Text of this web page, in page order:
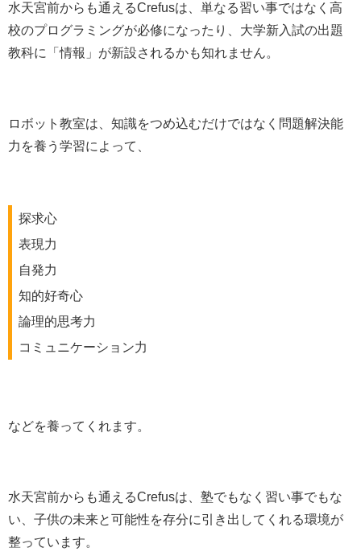
水天宮前からも通えるCrefusは、単なる習い事ではなく高
校のプログラミングが必修になったり、大学新入試の出題
教科に「情報」が新設されるかも知れません。
ロボット教室は、知識をつめ込むだけではなく問題解決能
力を養う学習によって、
探求心
表現力
自発力
知的好奇心
論理的思考力
コミュニケーション力
などを養ってくれます。
水天宮前からも通えるCrefusは、塾でもなく習い事でもな
い、子供の未来と可能性を存分に引き出してくれる環境が
整っています。